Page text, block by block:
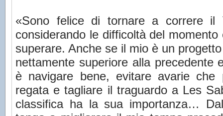
«Sono felice di tornare a correre il
considerando le difficoltà del
superare. Anche se il mio è un
nettamente superiore alla precedente
è navigare bene, evitare avarie che
regata e tagliare il traguardo a Les
classifica ha la sua importanza…